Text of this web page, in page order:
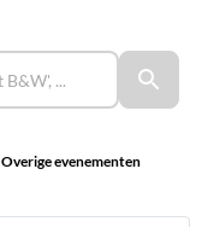
Overige evenementen